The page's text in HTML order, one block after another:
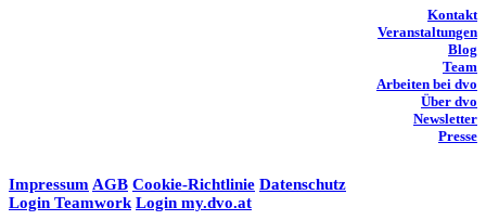
Kontakt
Veranstaltungen
Blog
Team
Arbeiten bei dvo
Über dvo
Newsletter
Presse
Impressum AGB Cookie-Richtlinie Datenschutz
Login Teamwork Login my.dvo.at